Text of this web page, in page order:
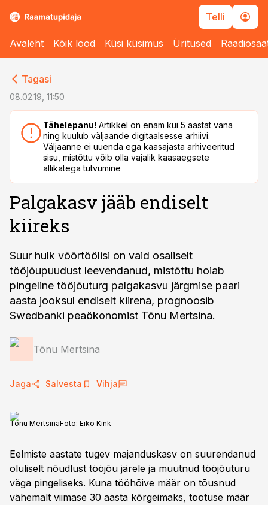
Telli
Avaleht Kõik lood Küsi küsimus Üritused
Tagasi
08.02.19, 11:50
Tähelepanu! Artikkel on enam kui 5 aastat vana
ning kuulub väljaande digitaalsesse arhiivi.
Väljaanne ei uuenda ega kaasajasta arhiveeritud
sisu, mistõttu võib olla vajalik kaasaegsete
allikatega tutvumine
Palgakasv jääb endiselt
kiireks
Suur hulk võõrtöölisi on vaid osaliselt
tööjõupuudust leevendanud, mistõttu hoiab
pingeline tööjõuturg palgakasvu järgmise paari
aasta jooksul endiselt kiirena, prognoosib
Swedbanki peaökonomist Tõnu Mertsina.
Tõnu Mertsina
Jaga Salvesta Vihja
Tõnu MertsinaFoto: Eiko Kink
Eelmiste aastate tugev majanduskasv on suurendanud
oluliselt nõudlust tööjõu järele ja muutnud tööjõuturu
väga pingeliseks. Kuna tööhõive määr on tõusnud
vähemalt viimase 30 aasta kõrgeimaks, töötuse määr